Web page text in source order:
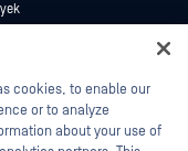
cookies, to enable our
or to analyze
about your use of